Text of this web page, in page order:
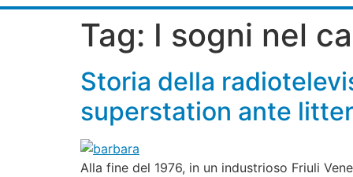
Tag: I sogni nel
Storia della
superstation ante
Alla fine del 1976, in un industrioso Friuli